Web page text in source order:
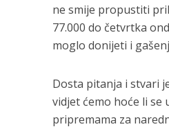
ne smije propustiti
77.000 do četvrtka
moglo donijeti i
Dosta pitanja i stvari
vidjet ćemo hoće li se
pripremama za